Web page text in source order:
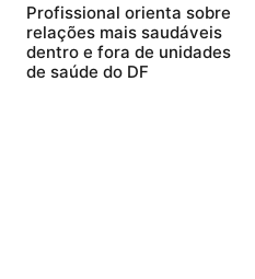
Profissional orienta sobre
relações mais saudáveis
dentro e fora de unidades
de saúde do DF